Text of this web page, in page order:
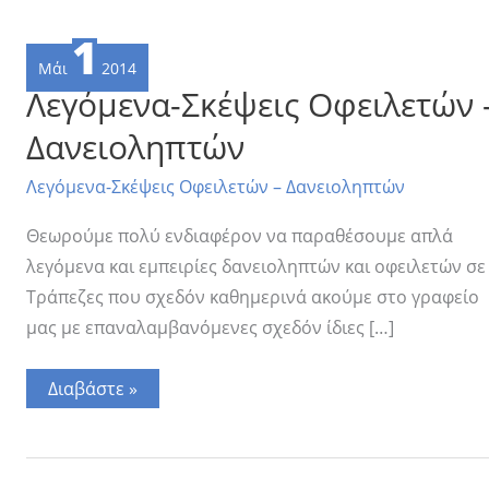
Μάι 1 2014
Λεγόμενα-Σκέψεις Οφειλετών
Δανειοληπτών
Λεγόμενα-Σκέψεις Οφειλετών – Δανειοληπτών
Θεωρούμε πολύ ενδιαφέρον να παραθέσουμε απλά
λεγόμενα και εμπειρίες δανειοληπτών και οφειλετών σε
Τράπεζες που σχεδόν καθημερινά ακούμε στο γραφείο
μας με επαναλαμβανόμενες σχεδόν ίδιες […]
Λεγόμενα-
Σκέψεις
Δανειοληπτών
Διαβάστε »